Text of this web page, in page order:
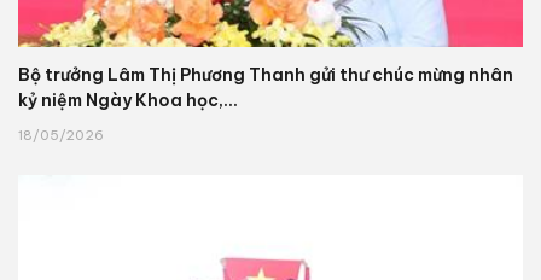
Bộ trưởng Lâm Thị Phương Thanh gửi thư chúc mừng nhân
kỷ niệm Ngày Khoa học,...
18/05/2026